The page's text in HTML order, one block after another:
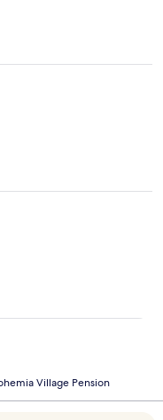
Village Pension